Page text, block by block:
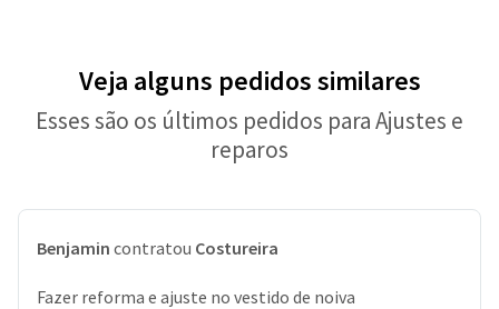
Veja alguns pedidos similares
Esses são os últimos pedidos para Ajustes e
reparos
Benjamin contratou Costureira
Fazer reforma e ajuste no vestido de noiva